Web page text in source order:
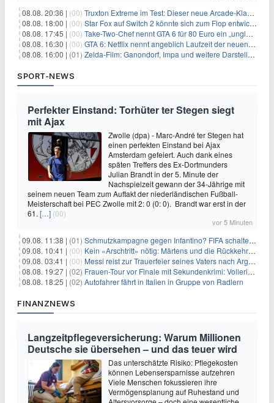
08.08. 20:36 | (00) Truxton Extreme im Test: Dieser neue Arcade-Klassiker verzeiht dir gar nichts
08.08. 18:00 | (00) Star Fox auf Switch 2 könnte sich zum Flop entwickeln
08.08. 17:45 | (00) Take-Two-Chef nennt GTA 6 für 80 Euro ein „unglaubliches Schnäppchen“
08.08. 16:30 | (00) GTA 6: Netflix nennt angeblich Laufzeit der neuen Gameplay-Präsentation
08.08. 16:00 | (01) Zelda-Film: Ganondorf, Impa und weitere Darsteller sollen feststehen
SPORT-NEWS
Perfekter Einstand: Torhüter ter Stegen siegt
mit Ajax
Zwolle (dpa) - Marc-André ter Stegen hat
einen perfekten Einstand bei Ajax
Amsterdam gefeiert. Auch dank eines
späten Treffers des Ex-Dortmunders
Julian Brandt in der 5. Minute der
Nachspielzeit gewann der 34-Jährige mit
seinem neuen Team zum Auftakt der niederländischen Fußball-
Meisterschaft bei PEC Zwolle mit 2: 0 (0: 0). Brandt war erst in der
61. […] (00)
vor 5 Minuten
09.08. 11:38 | (01) Schmutzkampagne gegen Infantino? FIFA schaltet auf Angriff
09.08. 10:41 | (00) Kein «Arschtritt» nötig: Märtens und die Rückkehr nach Paris
09.08. 03:41 | (00) Messi reist zur Trauerfeier seines Vaters nach Argentinien
08.08. 19:27 | (02) Frauen-Tour vor Finale mit Sekundenkrimi: Vollering in Gelb
08.08. 18:25 | (02) Autofahrer fährt in Italien in Gruppe von Radlern
FINANZNEWS
Langzeitpflegeversicherung: Warum Millionen
Deutsche sie übersehen – und das teuer wird
Das unterschätzte Risiko: Pflegekosten
können Lebensersparnisse aufzehren
Viele Menschen fokussieren ihre
Vermögensplanung auf Ruhestand und